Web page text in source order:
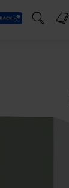
Suchfeld